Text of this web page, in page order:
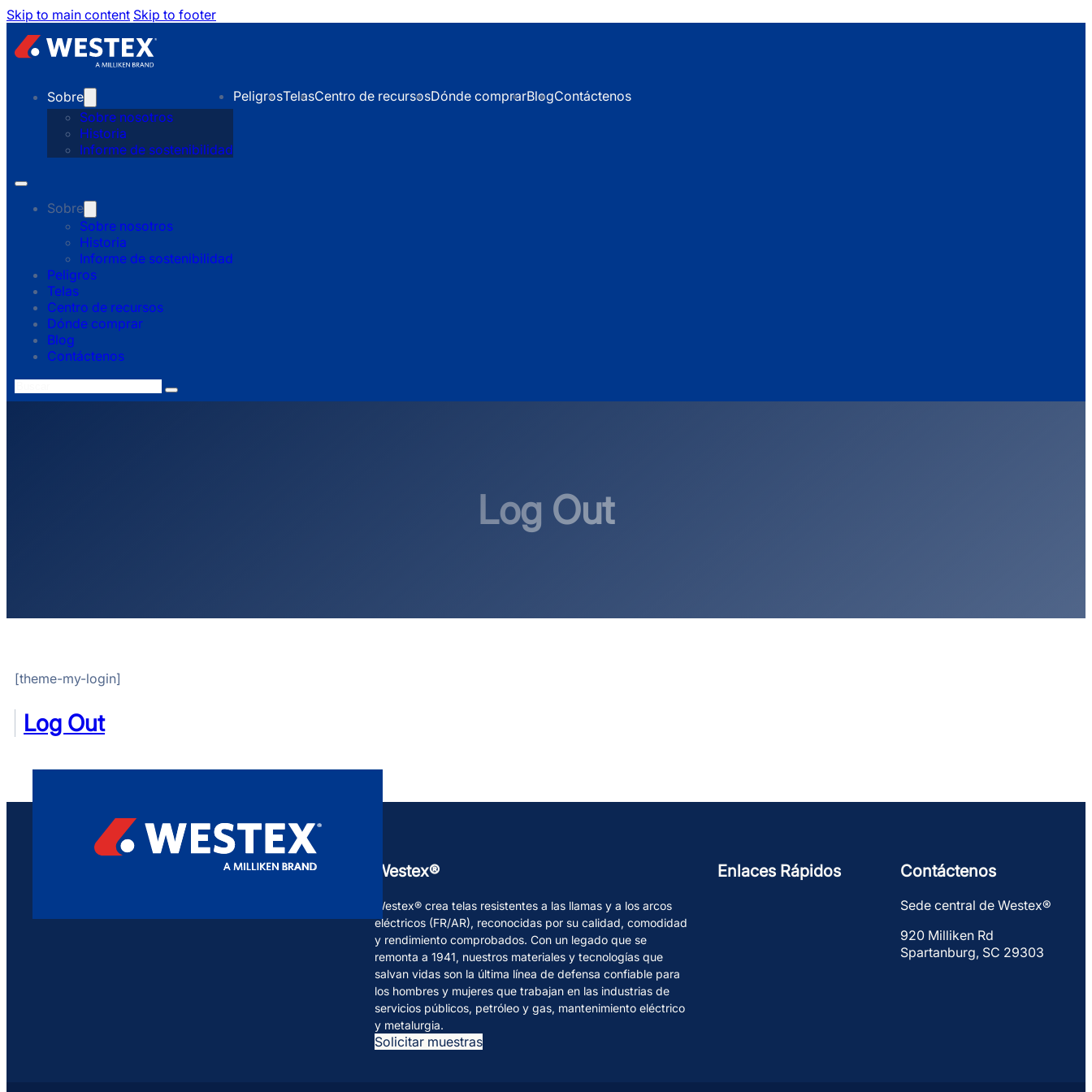
Skip to main content Skip to footer
Sobre
Sobre nosotros
Historia
Informe de sostenibilidad
PeligrosTelasCentro de recursosDónde comprarBlogContáctenos
Sobre
Sobre nosotros
Historia
Informe de sostenibilidad
Peligros
Telas
Centro de recursos
Dónde comprar
Blog
Contáctenos
Search
Log Out
[theme-my-login]
Log Out
Westex®
Westex® crea telas resistentes a las llamas y a los arcos
eléctricos (FR/AR), reconocidas por su calidad, comodidad
y rendimiento comprobados. Con un legado que se
remonta a 1941, nuestros materiales y tecnologías que
salvan vidas son la última línea de defensa confiable para
los hombres y mujeres que trabajan en las industrias de
servicios públicos, petróleo y gas, mantenimiento eléctrico
y metalurgia.
Solicitar muestras
Enlaces Rápidos Contáctenos
Sede central de Westex®
920 Milliken Rd
Spartanburg, SC 29303